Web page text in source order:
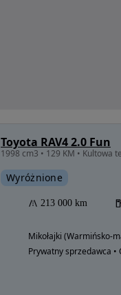
Toyota RAV4 2.0 Fun
1998 cm3 • 129 KM • Kultowa
Wyróżnione
213 000 km
Mikołajki (Warmińsko-
Prywatny sprzedawca •